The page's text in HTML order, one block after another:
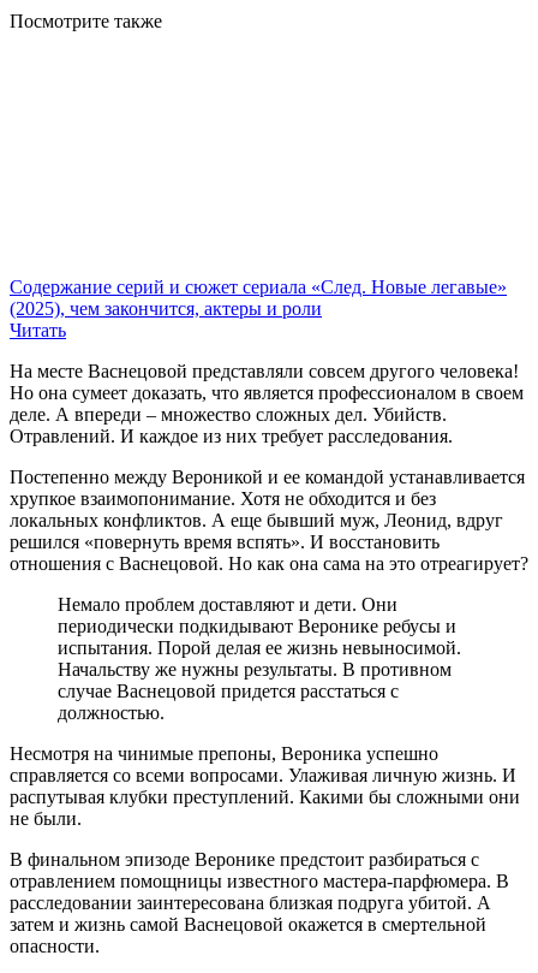
Посмотрите также
Содержание серий и сюжет сериала «След. Новые легавые»
(2025), чем закончится, актеры и роли
Читать
На месте Васнецовой представляли совсем другого человека!
Но она сумеет доказать, что является профессионалом в своем
деле. А впереди – множество сложных дел. Убийств.
Отравлений. И каждое из них требует расследования.
Постепенно между Вероникой и ее командой устанавливается
хрупкое взаимопонимание. Хотя не обходится и без
локальных конфликтов. А еще бывший муж, Леонид, вдруг
решился «повернуть время вспять». И восстановить
отношения с Васнецовой. Но как она сама на это отреагирует?
Немало проблем доставляют и дети. Они
периодически подкидывают Веронике ребусы и
испытания. Порой делая ее жизнь невыносимой.
Начальству же нужны результаты. В противном
случае Васнецовой придется расстаться с
должностью.
Несмотря на чинимые препоны, Вероника успешно
справляется со всеми вопросами. Улаживая личную жизнь. И
распутывая клубки преступлений. Какими бы сложными они
не были.
В финальном эпизоде Веронике предстоит разбираться с
отравлением помощницы известного мастера-парфюмера. В
расследовании заинтересована близкая подруга убитой. А
затем и жизнь самой Васнецовой окажется в смертельной
опасности.